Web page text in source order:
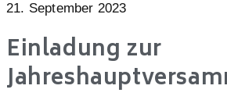
21. September 2023
Einladung zur